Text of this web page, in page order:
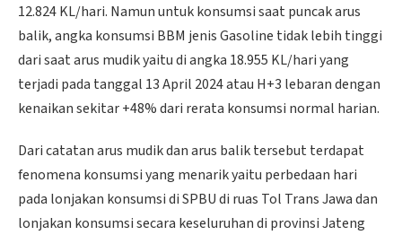
12.824 KL/hari. Namun untuk konsumsi saat puncak arus
balik, angka konsumsi BBM jenis Gasoline tidak lebih tinggi
dari saat arus mudik yaitu di angka 18.955 KL/hari yang
terjadi pada tanggal 13 April 2024 atau H+3 lebaran dengan
kenaikan sekitar +48% dari rerata konsumsi normal harian.
Dari catatan arus mudik dan arus balik tersebut terdapat
fenomena konsumsi yang menarik yaitu perbedaan hari
pada lonjakan konsumsi di SPBU di ruas Tol Trans Jawa dan
lonjakan konsumsi secara keseluruhan di provinsi Jateng